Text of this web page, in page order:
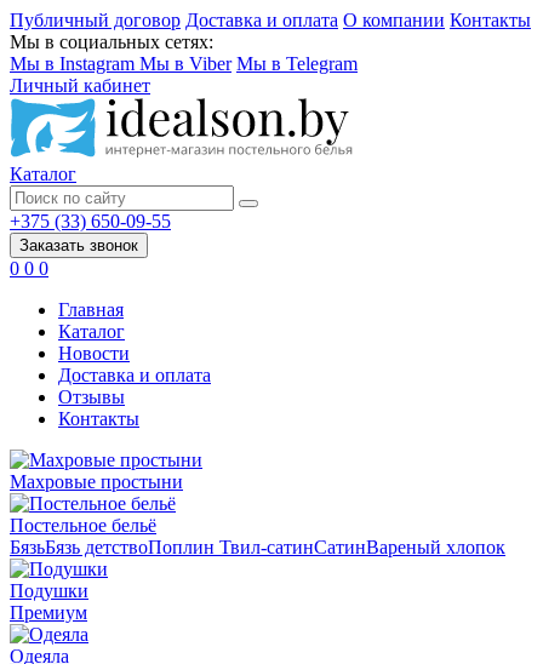
Публичный договор Доставка и оплата О компании Контакты
Мы в социальных сетях:
Мы в Instagram Мы в Viber Мы в Telegram
Личный кабинет
Каталог
+375 (33) 650-09-55
Заказать звонок
0 0 0
Главная
Каталог
Новости
Доставка и оплата
Отзывы
Контакты
Махровые простыни
Постельное бельё
БязьБязь детствоПоплин Твил-сатинСатинВареный хлопок
Подушки
Премиум
Одеяла